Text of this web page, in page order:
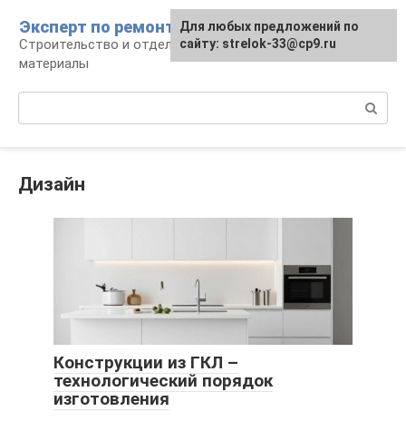
контенту
Эксперт по ремонту
Строительство и отделка: работы и
материалы
Дизайн
Конструкции из ГКЛ –
технологический порядок
изготовления
Для любых предложений по
сайту: strelok-33@cp9.ru
Для любых предложений по
сайту: strelok-33@cp9.ru